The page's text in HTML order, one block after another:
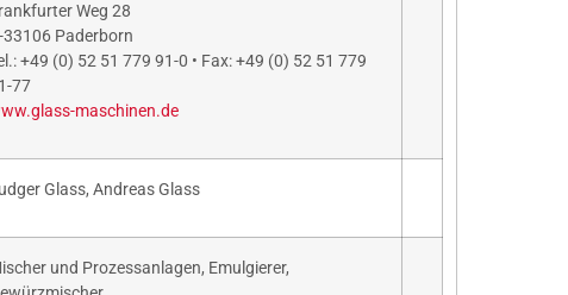
Weg 28
33106 Paderborn
+49 (0) 52 51 779 91-0 • Fax: +49 (0) 52 51 779
77
maschinen.de
Glass, Andreas Glass
und Prozessanlagen, Emulgierer,